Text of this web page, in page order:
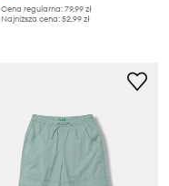
Cena regularna:79,99 zł
Najniższa cena:52,99 zł